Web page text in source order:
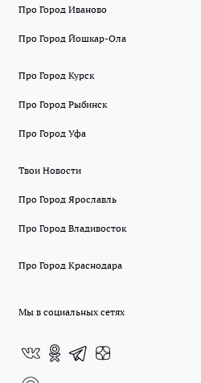
Про Город Иваново
Про Город Йошкар-Ола
Про Город Курск
Про Город Рыбинск
Про Город Уфа
Твои Новости
Про Город Ярославль
Про Город Владивосток
Про Город Краснодара
Мы в социальных сетях